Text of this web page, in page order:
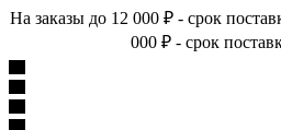
На заказы до 12 000 ₽ - срок
000 ₽ - срок